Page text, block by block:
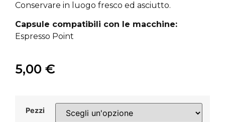
Conservare in luogo fresco ed asciutto.
Capsule compatibili con le macchine:
Espresso Point
5,00 €
Pezzi